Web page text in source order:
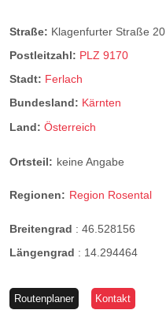
Straße: Klagenfurter Straße 20
Postleitzahl: PLZ 9170
Stadt: Ferlach
Bundesland: Kärnten
Land: Österreich
Ortsteil: keine Angabe
Regionen: Region Rosental
Breitengrad : 46.528156
Längengrad : 14.294464
Routenplaner Kontakt